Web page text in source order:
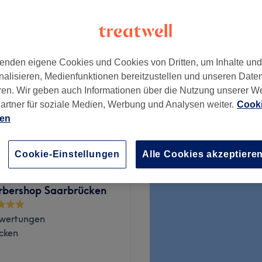
ab15 €
ab 18 €
Saarbrücken
eigene Cookies und Cookies von Dritten, um Inhalte
Medienfunktionen bereitzustellen und unseren
Wir geben auch Informationen über die Nutzung unserer
für soziale Medien, Werbung und Analysen weiter.
Cookie-Einstellungen Alle Cookies akzeptieren